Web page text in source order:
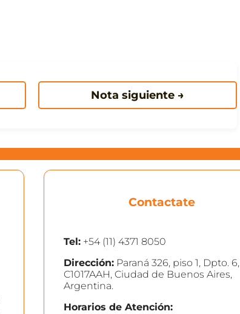
Nota siguiente →
Contactate
Tel: +54 (11) 4371 8050
Dirección: Paraná 326, piso 1, Dpto. 6,
C1017AAH, Ciudad de Buenos Aires,
Argentina.
Horarios de Atención: